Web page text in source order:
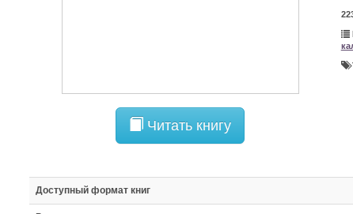
Читать книгу
Доступный формат книг